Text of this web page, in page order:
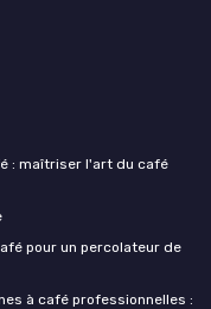
: maîtriser l'art du café
pour un percolateur de
à café professionnelles :